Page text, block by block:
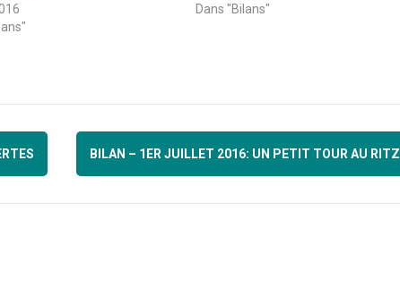
Dans "Bilans"
BILAN – 1ER JUILLET 2016: UN PETIT TOUR AU RITZ